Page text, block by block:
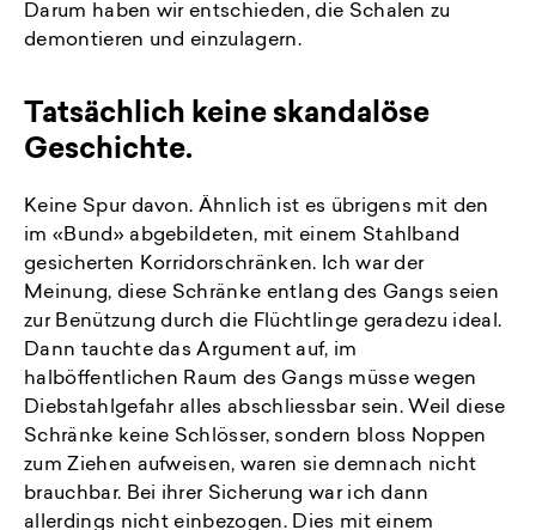
Darum haben wir entschieden, die Schalen zu
demontieren und einzulagern.
Tatsächlich keine skandalöse
Geschichte.
Keine Spur davon. Ähnlich ist es übrigens mit den
im «Bund» abgebildeten, mit einem Stahlband
gesicherten Korridorschränken. Ich war der
Meinung, diese Schränke entlang des Gangs seien
zur Benützung durch die Flüchtlinge geradezu ideal.
Dann tauchte das Argument auf, im
halböffentlichen Raum des Gangs müsse wegen
Diebstahlgefahr alles abschliessbar sein. Weil diese
Schränke keine Schlösser, sondern bloss Noppen
zum Ziehen aufweisen, waren sie demnach nicht
brauchbar. Bei ihrer Sicherung war ich dann
allerdings nicht einbezogen. Dies mit einem